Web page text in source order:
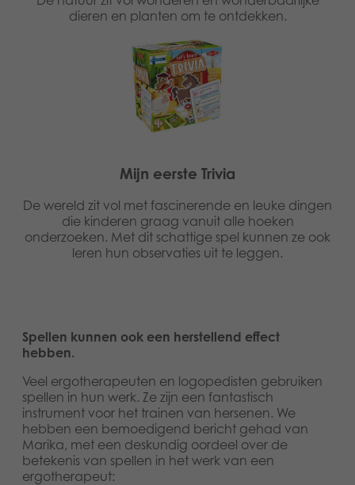
dieren en planten om te ontdekken.
Mijn eerste Trivia
De wereld zit vol met fascinerende en leuke dingen
die kinderen graag vanuit alle hoeken
onderzoeken. Met dit schattige spel kunnen ze ook
leren hun observaties uit te leggen.
Spellen kunnen ook een herstellend effect
hebben.
Veel ergotherapeuten en logopedisten gebruiken
spellen in hun werk. Ze zijn een fantastisch
instrument voor het trainen van hersenen. We
hebben een bemoedigend bericht gehad van
Marika, met een deskundig oordeel over de
betekenis van spellen in het werk van een
ergotherapeut: